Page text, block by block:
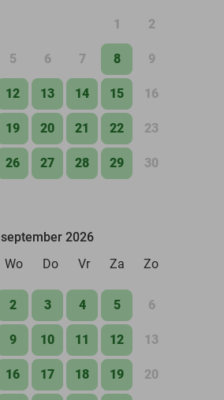
1 2
5 6 7 8 9
12 13 14 15 16
19 20 21 22 23
26 27 28 29 30
september 2026
Wo Do Vr Za Zo
2 3 4 5 6
9 10 11 12 13
16 17 18 19 20